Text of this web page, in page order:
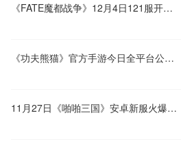
《FATE魔都战争》12月4日121服开服公告
《功夫熊猫》官方手游今日全平台公测，核心玩法首曝
11月27日《啪啪三国》安卓新服火爆开启